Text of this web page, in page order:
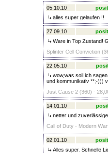
05.10.10
alles super gelaufen !!
27.09.10
Ware in Top Zustand!
Splinter Cell Conviction
22.05.10
wow,was soll ich
und kommunikativ **;-)))
Just Cause 2 (360) -
14.01.10
netter und
Call of Duty - Modern
02.01.10
Alles super. Schnelle